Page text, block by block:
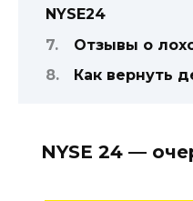
NYSE24
Отзывы о
Как вернуть
NYSE 24 —